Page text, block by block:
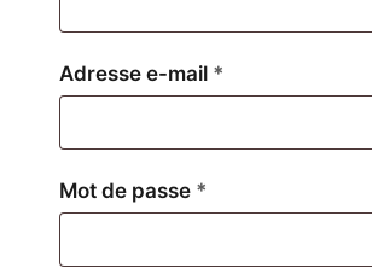
Adresse e-mail *
Mot de passe *